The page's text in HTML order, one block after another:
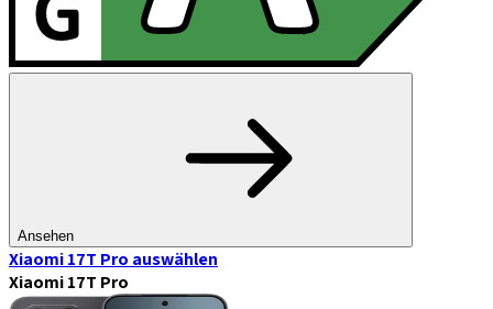
Ansehen
Xiaomi 17T Pro auswählen
Xiaomi 17T Pro